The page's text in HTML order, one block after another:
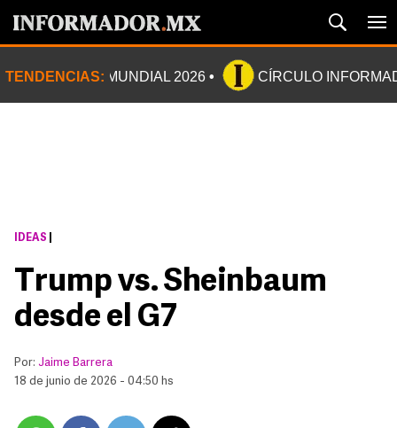
TENDENCIAS: MUNDIAL 2026 CÍRCULO
IDEAS
Trump vs. Sheinbaum
desde el G7
Por: Jaime Barrera
18 de junio de 2026 - 04:50 hs